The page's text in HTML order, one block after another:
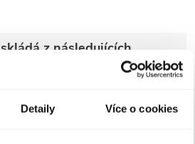
Detaily Více o cookies
z následujících